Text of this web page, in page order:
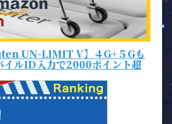
UN-LIMIT V】４G+５Gも
イルID入力で2000ポイント超